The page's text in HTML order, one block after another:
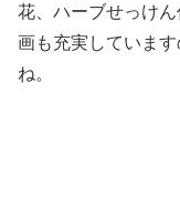
花、ハーブせっけん
画も充実していま
ね。